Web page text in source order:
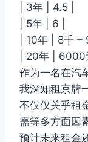
| 3年 | 4.5 |
| 5年 | 6 |
| 10年 | 8千 –
| 20年 | 6000
作为一名在汽
我深知租京牌
不仅仅关乎租
需等多方面因
预计未来租金